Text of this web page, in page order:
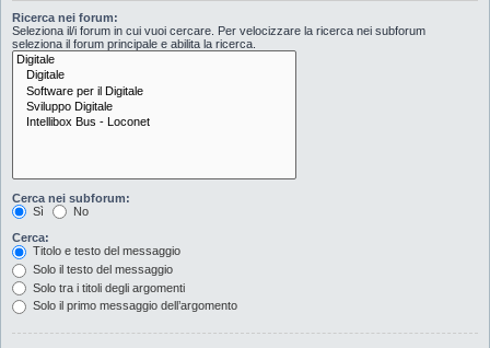
Ricerca nei forum:
Seleziona il/i forum in cui vuoi cercare. Per velocizzare la ricerca nei subforum
seleziona il forum principale e abilita la ricerca.
Cerca nei subforum:
Sì
No
Cerca:
Titolo e testo del messaggio
Solo il testo del messaggio
Solo tra i titoli degli argomenti
Solo il primo messaggio dell’argomento